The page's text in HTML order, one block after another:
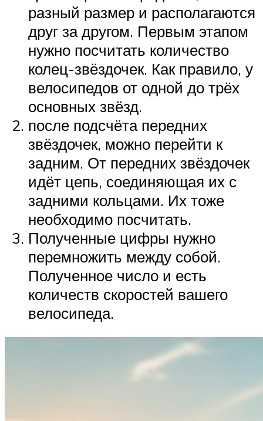
разный размер и располагаются
друг за другом. Первым этапом
нужно посчитать количество
колец-звёздочек. Как правило, у
велосипедов от одной до трёх
основных звёзд.
после подсчёта передних
звёздочек, можно перейти к
задним. От передних звёздочек
идёт цепь, соединяющая их с
задними кольцами. Их тоже
необходимо посчитать.
Полученные цифры нужно
перемножить между собой.
Полученное число и есть
количеств скоростей вашего
велосипеда.